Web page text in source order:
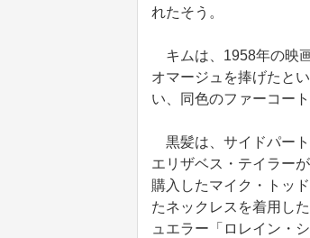
れたそう。
キムは、1958年の映
オマージュを捧げたと
い、同色のファーコー
黒髪は、サイドパート
エリザベス・テイラー
購入したマイク・トッ
たネックレスを着用し
ュエラー「ロレイン・